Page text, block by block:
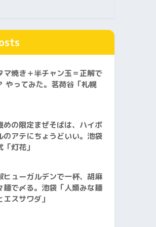
マ焼き＋半チャン玉＝正解で
やってみた。茗荷谷「札幌
めの限定まぜそばは、ハイボ
のアテにちょうどいい。池袋
「灯花」
ヒューガルデンで一杯、胡麻
麺で〆る。池袋「人類みな麺
エスサワダ」